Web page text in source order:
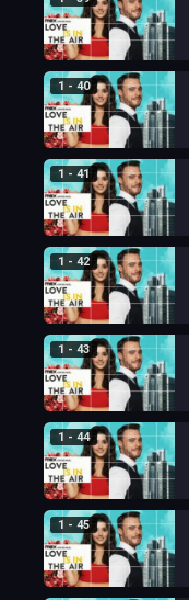
1 - 40
1 - 41
1 - 42
1 - 43
1 - 44
1 - 45